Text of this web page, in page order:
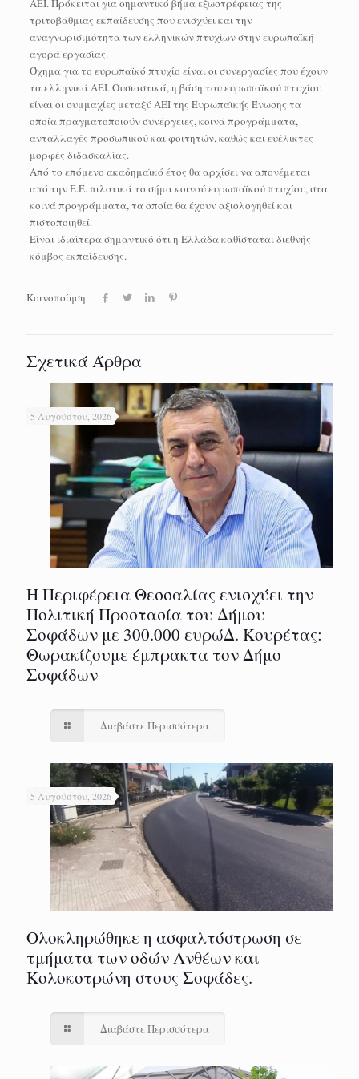
τριτοβάθμιας εκπαίδευσης που ενισχύει και την
αναγνωρισιμότητα των ελληνικών πτυχίων στην ευρωπαϊκή
αγορά εργασίας.
Όχημα για το ευρωπαϊκό πτυχίο είναι οι συνεργασίες που έχουν
τα ελληνικά ΑΕΙ. Ουσιαστικά, η βάση του ευρωπαϊκού πτυχίου
είναι οι συμμαχίες μεταξύ ΑΕΙ της Ευρωπαϊκής Ένωσης τα
οποία πραγματοποιούν συνέργειες, κοινά προγράμματα,
ανταλλαγές προσωπικού και φοιτητών, καθώς και ευέλικτες
μορφές διδασκαλίας.
Από το επόμενο ακαδημαϊκό έτος θα αρχίσει να απονέμεται
από την Ε.Ε. πιλοτικά το σήμα κοινού ευρωπαϊκού πτυχίου, στα
κοινά προγράμματα, τα οποία θα έχουν αξιολογηθεί και
πιστοποιηθεί.
Είναι ιδιαίτερα σημαντικό ότι η Ελλάδα καθίσταται διεθνής
κόμβος εκπαίδευσης.
Κοινοποίηση
Σχετικά Άρθρα
5 Αυγούστου, 2026
Η Περιφέρεια Θεσσαλίας ενισχύει την
Πολιτική Προστασία του Δήμου
Σοφάδων με 300.000 ευρώΔ. Κουρέτας:
Θωρακίζουμε έμπρακτα τον Δήμο
Σοφάδων
Διαβάστε Περισσότερα
5 Αυγούστου, 2026
Ολοκληρώθηκε η ασφαλτόστρωση σε
τμήματα των οδών Ανθέων και
Κολοκοτρώνη στους Σοφάδες.
Διαβάστε Περισσότερα